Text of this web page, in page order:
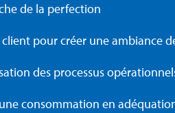
de la perfection
pour créer une ambiance
des processus
consommation en